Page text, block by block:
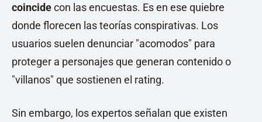
coincidecon las encuestas. Es en ese quiebre
donde florecen las teorías conspirativas. Los
usuarios suelen denunciar "acomodos" para
proteger a personajes que generan contenido o
"villanos" que sostienen el rating.
Sin embargo, los expertos señalan que existen